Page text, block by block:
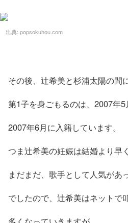
出典: popsokuhou.com
その後、辻希美と杉浦太陽の間
第1子を身ごもるのは、2007年5
2007年6月に入籍しています。
つま辻希美の妊娠は結婚より早
まだまだ、歌手として人気があ
でしたので、辻希美はネットで